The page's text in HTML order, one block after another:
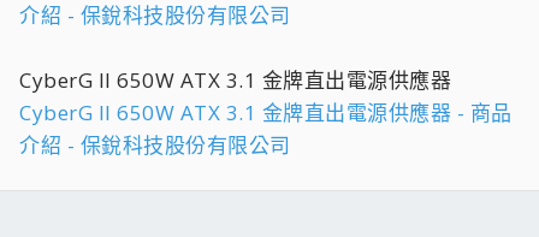
介紹 - 保銳科技股份有限公司
CyberG II 650W ATX 3.1 金牌直出電源供應器
CyberG II 650W ATX 3.1 金牌直出電源供應器 - 商品
介紹 - 保銳科技股份有限公司